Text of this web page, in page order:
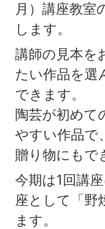
月）講座教室
します。
講師の見本を
たい作品を選
できます。
陶芸が初めて
やすい作品で
贈り物にもで
今期は1回講
座として「野
ます。